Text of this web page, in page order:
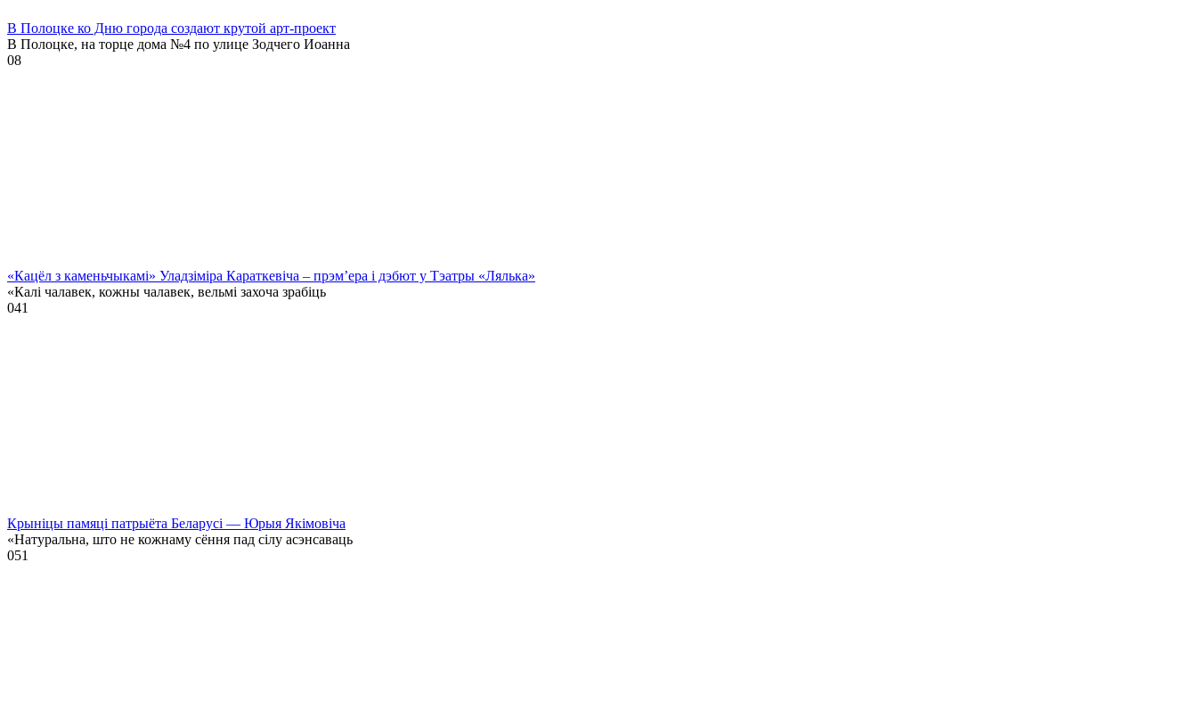
В Полоцке ко Дню города создают крутой арт-проект
В Полоцке, на торце дома №4 по улице Зодчего Иоанна
08
«Кацёл з каменьчыкамі» Уладзіміра Караткевіча – прэм’ера і дэбют у Тэатры «Лялька»
«Калі чалавек, кожны чалавек, вельмі захоча зрабіць
041
Крыніцы памяці патрыёта Беларусі — Юрыя Якімовіча
«Натуральна, што не кожнаму сёння пад сілу асэнсаваць
051